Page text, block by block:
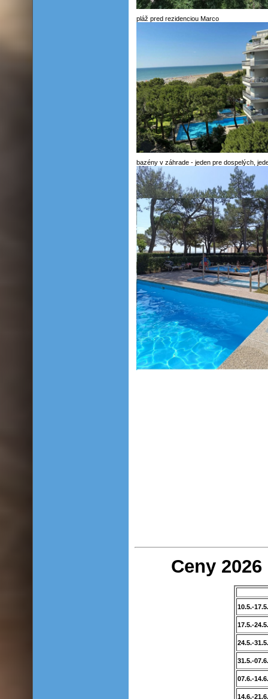
pláž pred rezidenciou Marco
bazény v záhrade - jeden pre dospelých,
Ceny
10.5.-17.5.
17.5.-24.5.
24.5.-31.5.
31.5.-07.6.
07.6.-14.6.
14.6.-21.6.